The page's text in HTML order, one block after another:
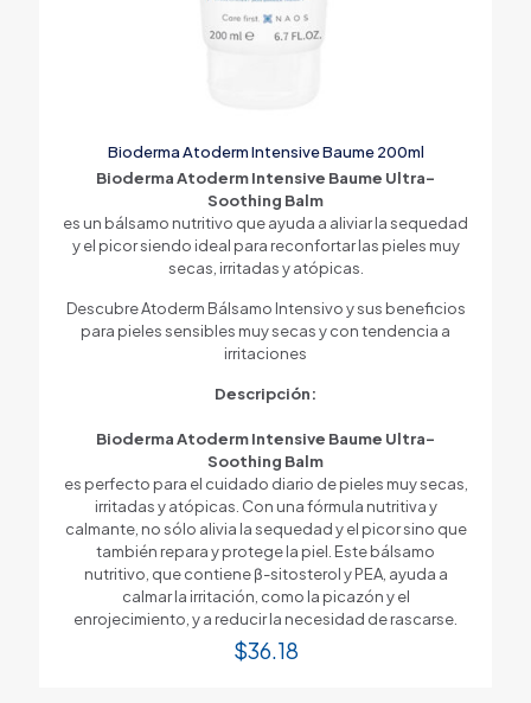
Bioderma Atoderm Intensive Baume 200ml
Bioderma Atoderm Intensive Baume Ultra-
Soothing Balm
es un bálsamo nutritivo que ayuda a aliviar la sequedad
y el picor siendo ideal para reconfortar las pieles muy
secas, irritadas y atópicas.
Descubre Atoderm Bálsamo Intensivo y sus beneficios
para pieles sensibles muy secas y con tendencia a
irritaciones
Descripción:
Bioderma Atoderm Intensive Baume Ultra-
Soothing Balm
es perfecto para el cuidado diario de pieles muy secas,
irritadas y atópicas. Con una fórmula nutritiva y
calmante, no sólo alivia la sequedad y el picor sino que
también repara y protege la piel. Este bálsamo
nutritivo, que contiene β-sitosterol y PEA, ayuda a
calmar la irritación, como la picazón y el
enrojecimiento, y a reducir la necesidad de rascarse.
$36.18